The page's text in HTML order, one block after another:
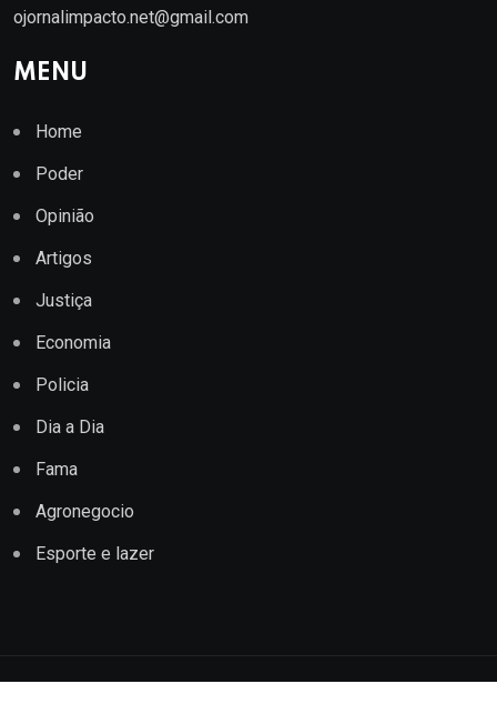
ojornalimpacto.net@gmail.com
MENU
Home
Poder
Opinião
Artigos
Justiça
Economia
Policia
Dia a Dia
Fama
Agronegocio
Esporte e lazer